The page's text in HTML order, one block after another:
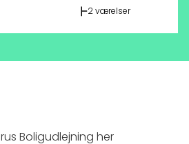
2 værelser
Boligudlejning her